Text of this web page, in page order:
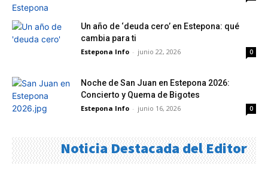
Un año de ‘deuda cero’ en Estepona: qué
cambia para ti
Estepona Info - junio 22, 2026 0
Noche de San Juan en Estepona 2026:
Concierto y Quema de Bigotes
Estepona Info - junio 16, 2026 0
Noticia Destacada del Editor